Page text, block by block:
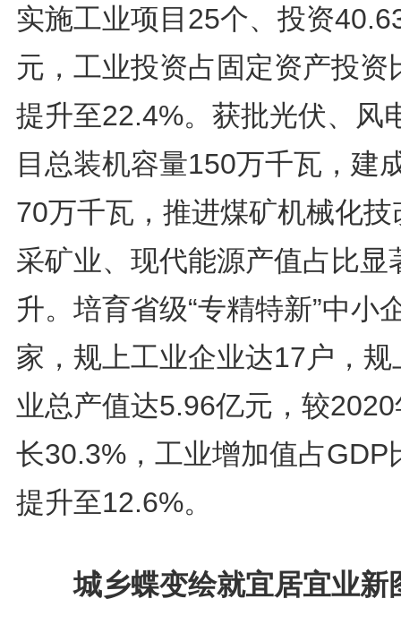
实施工业项目25个、投资
元，工业投资占固定资产投资
提升至22.4%。获批光伏、风
目总装机容量150万千瓦，建
70万千瓦，推进煤矿机械化技
采矿业、现代能源产值占比显
升。培育省级“专精特新”中小
家，规上工业企业达17户，规
业总产值达5.96亿元，较
长30.3%，工业增加值占GDP
提升至12.6%。
城乡蝶变绘就宜居宜业新